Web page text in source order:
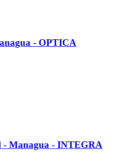
- OPTICA
- Managua - INTEGRA